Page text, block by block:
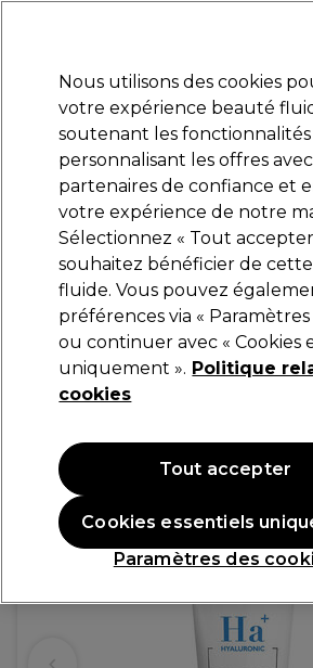
Se
Marques Bons plans Coiffure
Livraison et délais
lire la suite
L.C.P Professionnel Paris
L.C.P Professionnel Paris
Soin Hydratation à l’Acide
200ml
(0)
54,10 €
Nous utilisons des cookies
votre expérience beauté
soutenant les fonctionnalités
personnalisant les offres
partenaires de confiance et
votre expérience de notre
Sélectionnez « Tout accepter
souhaitez bénéficier de
fluide. Vous pouvez
préférences via « Paramètres
ou continuer avec « Cookies
uniquement ». Politique
cookies
Paramètres des
Cookies essentiels
Tout accepter